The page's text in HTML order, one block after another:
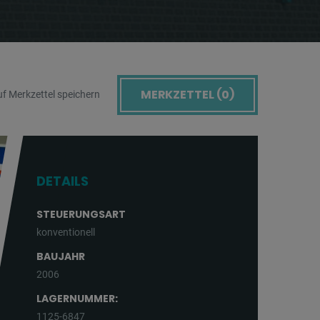
Merkzettel speichern MERKZETTEL (0)
DETAILS
STEUERUNGSART
konventionell
BAUJAHR
2006
LAGERNUMMER:
1125-6847